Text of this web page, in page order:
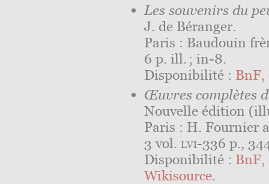
Les souvenirs du
J. de Béranger.
Paris : Baudouin
6 p. ill. ; in-8.
Disponibilité : BnF,
Œuvres complètes
Nouvelle édition
Paris : H. Fournier
3 vol. lvi-336 p.,
Disponibilité : BnF,
Wikisource.